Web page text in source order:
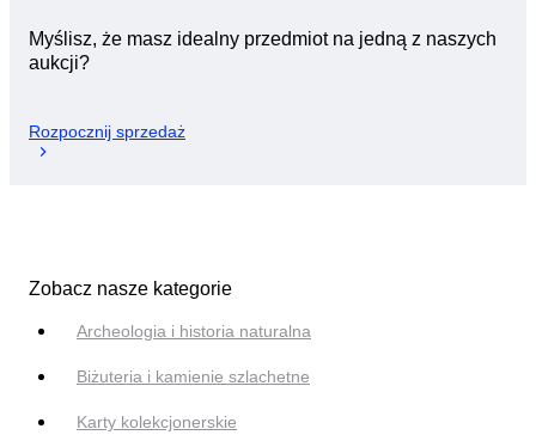
Myślisz, że masz idealny przedmiot na jedną z naszych
aukcji?
Rozpocznij sprzedaż
Zobacz nasze kategorie
Archeologia i historia naturalna
Biżuteria i kamienie szlachetne
Karty kolekcjonerskie